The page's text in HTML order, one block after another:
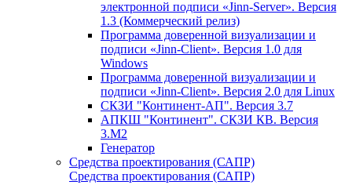
электронной подписи «Jinn-Server». Версия
1.3 (Коммерческий релиз)
Программа доверенной визуализации и
подписи «Jinn-Client». Версия 1.0 для
Windows
Программа доверенной визуализации и
подписи «Jinn-Client». Версия 2.0 для Linux
СКЗИ "Континент-АП". Версия 3.7
АПКШ "Континент". СКЗИ КВ. Версия
3.М2
Генератор
Средства проектирования (САПР)
Средства проектирования (САПР)